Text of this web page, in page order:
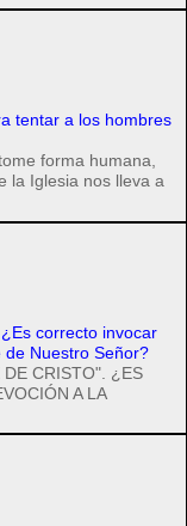
tentar a los hombres
forma humana,
la Iglesia nos lleva a
correcto invocar
Nuestro Señor?
DE CRISTO". ¿ES
A LA